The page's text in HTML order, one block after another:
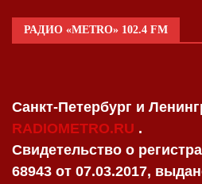
РАДИО «METRO» 102.4 FM
Санкт-Петербург и
RADIOMETRO.RU .
Свидетельство о
68943 от 07.03.2017,